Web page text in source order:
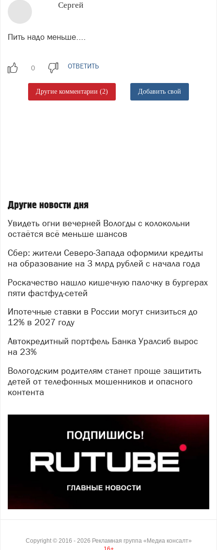
Сергей
Пить надо меньше....
ОТВЕТИТЬ
Другие комментарии (2) Добавить свой
Другие новости дня
Увидеть огни вечерней Вологды с колокольни
остаётся всё меньше шансов
Сбер: жители Северо-Запада оформили кредиты
на образование на 3 млрд рублей с начала года
Роскачество нашло кишечную палочку в бургерах
пяти фастфуд-сетей
Ипотечные ставки в России могут снизиться до
12% в 2027 году
Автокредитный портфель Банка Уралсиб вырос
на 23%
Вологодским родителям станет проще защитить
детей от телефонных мошенников и опасного
контента
Copyright © 2016 - 2026 Рекламная группа «Медиа консалт»